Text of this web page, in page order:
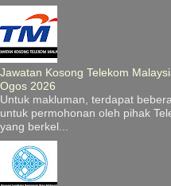
Jawatan Kosong Telekom
Ogos 2026
Untuk makluman, terdapat
untuk permohonan oleh pihak
yang berkel...